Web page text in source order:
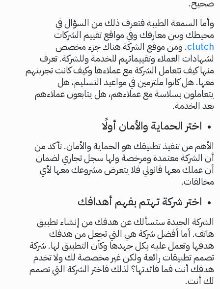
صحيح.
وأما السمعة الطيبة فتعرف ذلك من السؤال في
محيطك وبين معارفك وفي مواقع تقييم الشركات
clutch. ومن موقع الشركة هناك جزء مخصص
لشهادات العملاء وتقييماتهم للخدمة وللشركة. تعرف
منها كيف تتعامل الشركة مع عملاءها وكيف كانت تجربتهم
معها. هل كانوا ملتزمين في مواعيد التسليم، هل
يتعاملون بسلاسة مع عملاءهم، هل يتابعون عملاءهم
بعد الخدمة.
اختر الحماية والأمان أولًا
الأهم من تنفيذ تطبيقك هو الحماية والأمان. تأكد من
أن الشركة معتمدة ومرخصة ولها سجل تجاري لضمان
أن عملك معها قانوني فلا يتعرض مشروعك معها لأي
مخالفات.
اختر شركة تهتم بفهم أهدافك
الشركة الجيدة ستسألك عن هدفك من إنشاء تطبيق
هاتف. أما أفضل شركة هي التي تجعل من هدفك
هدفها وتعمل عليه بكل جهدها وكأن التطبيق لها. شركة
تصمم تطبيقات رائعة ولكن غير مخصصة لك ولا تخدم
هدفك أنت فما فائدتها؟ لذلك فاختر الشركة التي تصمم
لك أنت.